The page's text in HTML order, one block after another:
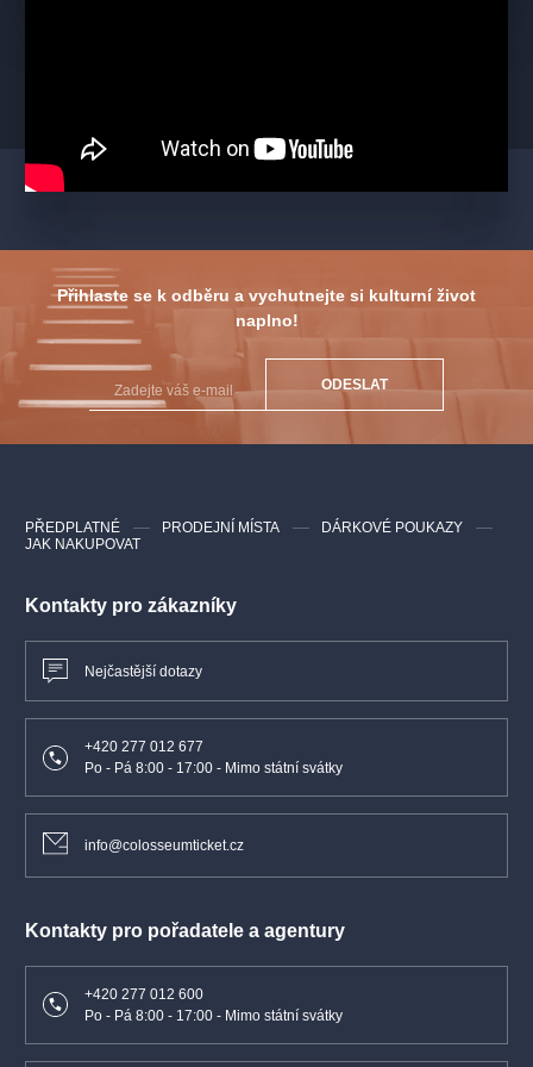
Přihlaste se k odběru a vychutnejte si kulturní život
naplno!
ODESLAT
Kontakty pro zákazníky
Nejčastější dotazy
+420 277 012 677
Po - Pá 8:00 - 17:00 - Mimo státní svátky
info@colosseumticket.cz
Kontakty pro pořadatele a agentury
+420 277 012 600
Po - Pá 8:00 - 17:00 - Mimo státní svátky
PŘEDPLATNÉ PRODEJNÍ MÍSTA
DÁRKOVÉ POUKAZY
JAK NAKUPOVAT